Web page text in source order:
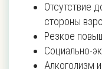
Отсутствие
стороны
Резкое
Социально-
Алкоголизм